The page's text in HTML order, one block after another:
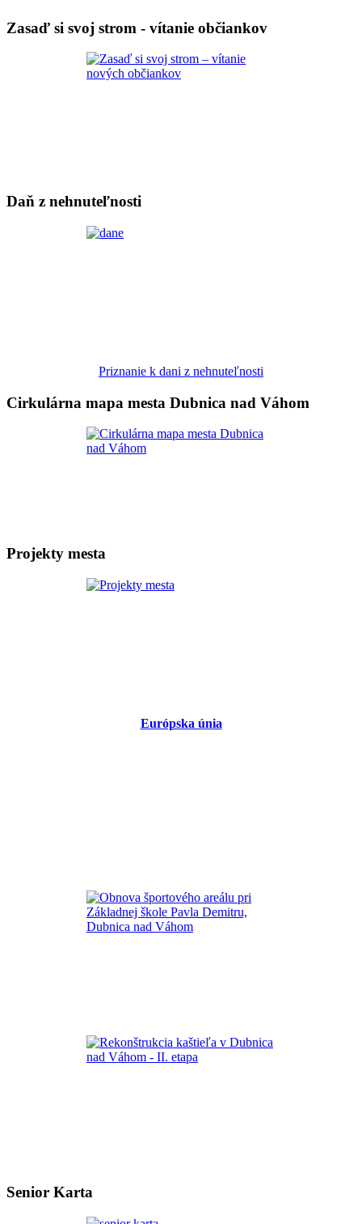
Zasaď si svoj strom - vítanie občiankov
Daň z nehnuteľnosti
Priznanie k dani z nehnuteľnosti
Cirkulárna mapa mesta Dubnica nad Váhom
Projekty mesta
Európska únia
Senior Karta